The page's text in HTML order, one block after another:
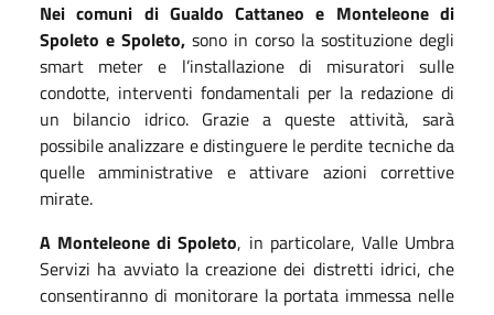
Nei comuni di Gualdo Cattaneo e Monteleone di
Spoleto e Spoleto, sono in corso la sostituzione degli
smart meter e l’installazione di misuratori sulle
condotte, interventi fondamentali per la redazione di
un bilancio idrico. Grazie a queste attività, sarà
possibile analizzare e distinguere le perdite tecniche da
quelle amministrative e attivare azioni correttive
mirate.
A Monteleone di Spoleto, in particolare, Valle Umbra
Servizi ha avviato la creazione dei distretti idrici, che
consentiranno di monitorare la portata immessa nelle